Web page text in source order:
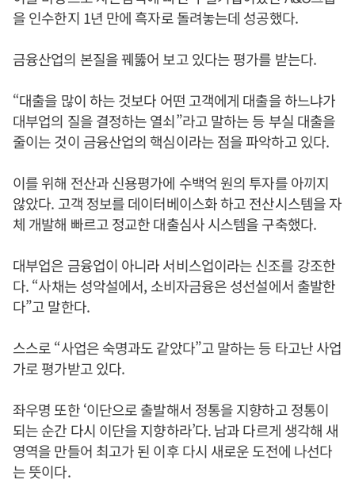
을 인수한지 1년 만에 흑자로 돌려놓는데 성공했다.
금융산업의 본질을 꿰뚫어 보고 있다는 평가를 받는다.
“대출을 많이 하는 것보다 어떤 고객에게 대출을 하느냐가
대부업의 질을 결정하는 열쇠”라고 말하는 등 부실 대출을
줄이는 것이 금융산업의 핵심이라는 점을 파악하고 있다.
이를 위해 전산과 신용평가에 수백억 원의 투자를 아끼지
않았다. 고객 정보를 데이터베이스화 하고 전산시스템을 자
체 개발해 빠르고 정교한 대출심사 시스템을 구축했다.
대부업은 금융업이 아니라 서비스업이라는 신조를 강조한
다. “사채는 성악설에서, 소비자금융은 성선설에서 출발한
다”고 말한다.
스스로 “사업은 숙명과도 같았다”고 말하는 등 타고난 사업
가로 평가받고 있다.
좌우명 또한 ‘이단으로 출발해서 정통을 지향하고 정통이
되는 순간 다시 이단을 지향하라’다. 남과 다르게 생각해 새
영역을 만들어 최고가 된 이후 다시 새로운 도전에 나선다
는 뜻이다.